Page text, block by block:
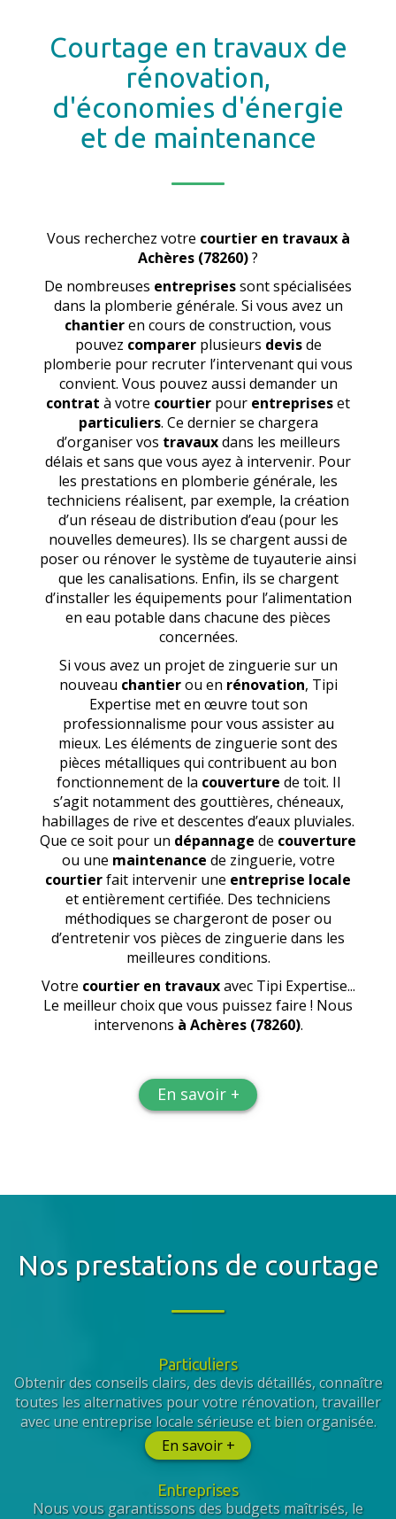
Courtage en travaux de
rénovation,
d'économies d'énergie
et de maintenance
Vous recherchez votre courtier en travaux à
Achères (78260)?
De nombreuses entreprisessont spécialisées
dans la plomberie générale. Si vous avez un
chantieren cours de construction, vous
pouvez comparerplusieurs devisde
plomberie pour recruter l’intervenant qui vous
convient. Vous pouvez aussi demander un
contrat à votre courtier pour entrepriseset
particuliers. Ce dernier se chargera
d’organiser vos travauxdans les meilleurs
délais et sans que vous ayez à intervenir. Pour
les prestations en plomberie générale, les
techniciens réalisent, par exemple, la création
d’un réseau de distribution d’eau (pour les
nouvelles demeures). Ils se chargent aussi de
poser ou rénover le système de tuyauterie ainsi
que les canalisations. Enfin, ils se chargent
d’installer les équipements pour l’alimentation
en eau potable dans chacune des pièces
concernées.
Si vous avez un projet de zinguerie sur un
nouveau chantierou en rénovation, Tipi
Expertise met en œuvre tout son
professionnalisme pour vous assister au
mieux. Les éléments de zinguerie sont des
pièces métalliques qui contribuent au bon
fonctionnement de la couverture de toit. Il
s’agit notamment des gouttières, chéneaux,
habillages de rive et descentes d’eaux pluviales.
Que ce soit pour un dépannage de couverture
ou une maintenance de zinguerie, votre
courtierfait intervenir une entreprise locale
et entièrement certifiée. Des techniciens
méthodiques se chargeront de poser ou
d’entretenir vos pièces de zinguerie dans les
meilleures conditions.
Votre courtier en travauxavec Tipi Expertise...
Le meilleur choix que vous puissez faire ! Nous
intervenons à Achères (78260).
En savoir +
Nos prestations de courtage
Particuliers
Obtenir des conseils clairs, des devis détaillés, connaître
toutes les alternatives pour votre rénovation, travailler
avec une entreprise locale sérieuse et bien organisée.
En savoir +
Entreprises
Nous vous garantissons des budgets maîtrisés, le